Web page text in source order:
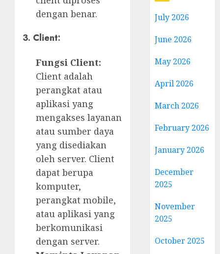
dengan benar.
3. Client:
Fungsi Client:
Client adalah
perangkat atau
aplikasi yang
mengakses layanan
atau sumber daya
yang disediakan
oleh server. Client
dapat berupa
komputer,
perangkat mobile,
atau aplikasi yang
berkomunikasi
dengan server.
July 2026
June 2026
May 2026
April 2026
March 2026
February 2026
January 2026
December
2025
November
2025
October 2025